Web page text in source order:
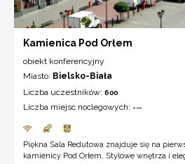
Kamienica Pod Orłem
obiekt konferencyjny
Miasto: Bielsko-Biała
Liczba uczestników: 600
Liczba miejsc noclegowych: ---
Piękna Sala Redutowa znajduje się na
kamienicy Pod Orłem. Stylowe wnętrza i